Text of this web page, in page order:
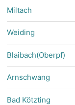
Miltach
Weiding
Blaibach(Oberpf)
Arnschwang
Bad Kötzting